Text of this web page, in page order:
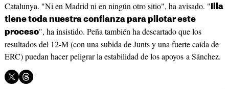
Catalunya. "Ni en Madrid ni en ningún otro sitio", ha avisado. " Illa
tiene toda nuestra confianza para pilotar este
proceso", ha insistido. Peña también ha descartado que los
resultados del 12-M (con una subida de Junts y una fuerte caída de
ERC) puedan hacer peligrar la estabilidad de los apoyos a Sánchez.